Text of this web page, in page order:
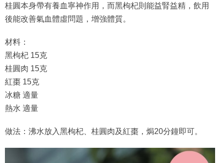
桂圓本身帶有養血寧神作用，而黑枸杞則能益腎益精，飲用
後能改善氣血體虛問題，增強體質。
材料：
黑枸杞 15克
桂圓肉 15克
紅棗 15克
冰糖 適量
熱水 適量
做法：沸水放入黑枸杞、桂圓肉及紅棗，焗20分鐘即可。